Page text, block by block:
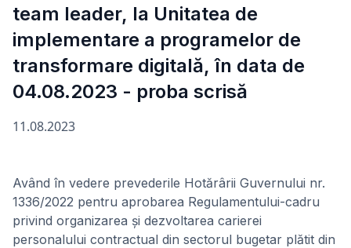
team leader, la Unitatea de
implementare a programelor de
transformare digitală, în data de
04.08.2023 - proba scrisă
11.08.2023
Având în vedere prevederile Hotărârii Guvernului nr.
1336/2022 pentru aprobarea Regulamentului-cadru
privind organizarea și dezvoltarea carierei
personalului contractual din sectorul bugetar plătit din